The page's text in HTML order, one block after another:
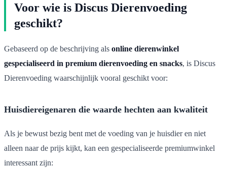
Voor wie is Discus Dierenvoeding
geschikt?
Gebaseerd op de beschrijving als online dierenwinkel
gespecialiseerd in premium dierenvoeding en snacks, is Discus
Dierenvoeding waarschijnlijk vooral geschikt voor:
Huisdiereigenaren die waarde hechten aan kwaliteit
Als je bewust bezig bent met de voeding van je huisdier en niet
alleen naar de prijs kijkt, kan een gespecialiseerde premiumwinkel
interessant zijn: